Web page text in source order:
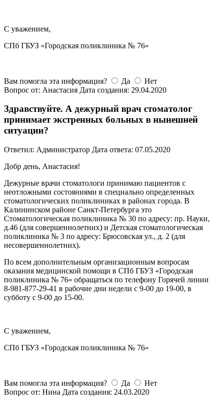
С уважением,
СПб ГБУЗ «Городская поликлиника № 76»
Вам помогла эта информация? Да
Нет
Вопрос от: Анастасия Дата создания: 29.04.2020
Здравствуйте. А дежурный врач стоматолог
принимает экстренных больных в нынешней
ситуации?
Ответил: Администратор Дата ответа: 07.05.2020
Добр день, Анастасия!
Дежурные врачи стоматологи принимаю пациентов с
неотложными состояниями в специально определенных
стоматологических поликлиниках в районах города. В
Калининском районе Санкт-Петербурга это
Стоматологическая поликлиника № 30 по адресу: пр. Науки,
д.46 (для совершеннолетних) и Детская стоматологическая
поликлиника № 3 по адресу: Брюсовская ул., д. 2 (для
несовершеннолетних).
По всем дополнительным организационным вопросам
оказания медицинской помощи в СПб ГБУЗ «Городская
поликлиника № 76» обращаться по телефону Горячей линии
8-981-877-29-41 в рабочие дни недели с 9-00 до 19-00, в
субботу с 9-00 до 15-00.
С уважением,
СПб ГБУЗ «Городская поликлиника № 76»
Вам помогла эта информация? Да
Нет
Вопрос от: Нина Дата создания: 24.03.2020